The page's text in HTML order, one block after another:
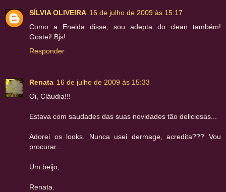
SÍLVIA OLIVEIRA 16 de julho de 2009 às 15:17
Como a Eneida disse, sou adepta do clean também!
Gostei! Bjs!
Responder
Renata 16 de julho de 2009 às 15:33
Oi, Cláudia!!!
Estava com saudades das suas novidades tão deliciosas...
Adorei os looks. Nunca usei dermage, acredita??? Vou
procurar...
Um beijo,
Renata.